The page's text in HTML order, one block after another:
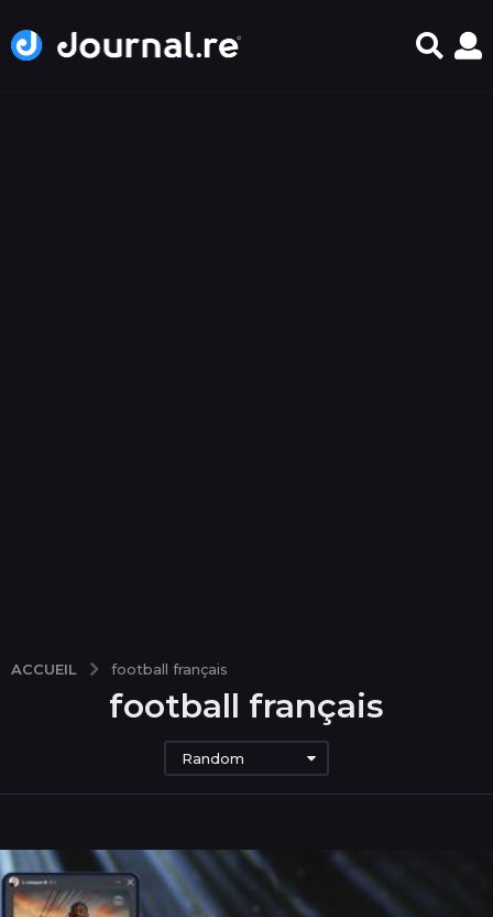
ACCUEIL football français
football français
Random